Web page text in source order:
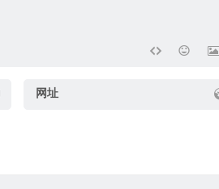
网址